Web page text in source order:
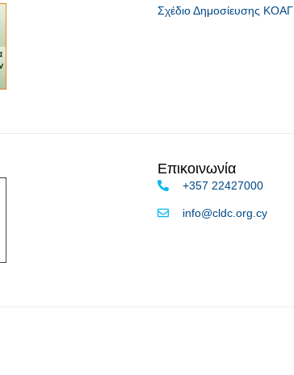
Σχέδιο Δημοσίευσης ΚΟΑΓ
Επικοινωνία
+357 22427000
info@cldc.org.cy